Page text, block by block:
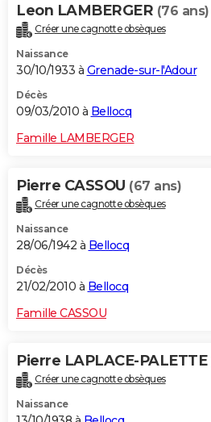
Leon LAMBERGER (76 ans)
Créer une cagnotte obsèques
Naissance
30/10/1933 à Grenade-sur-l'Adour
Décès
09/03/2010 à Bellocq
Famille LAMBERGER
Pierre CASSOU (67 ans)
Créer une cagnotte obsèques
Naissance
28/06/1942 à Bellocq
Décès
21/02/2010 à Bellocq
Famille CASSOU
Pierre LAPLACE-PALETTE
Créer une cagnotte obsèques
Naissance